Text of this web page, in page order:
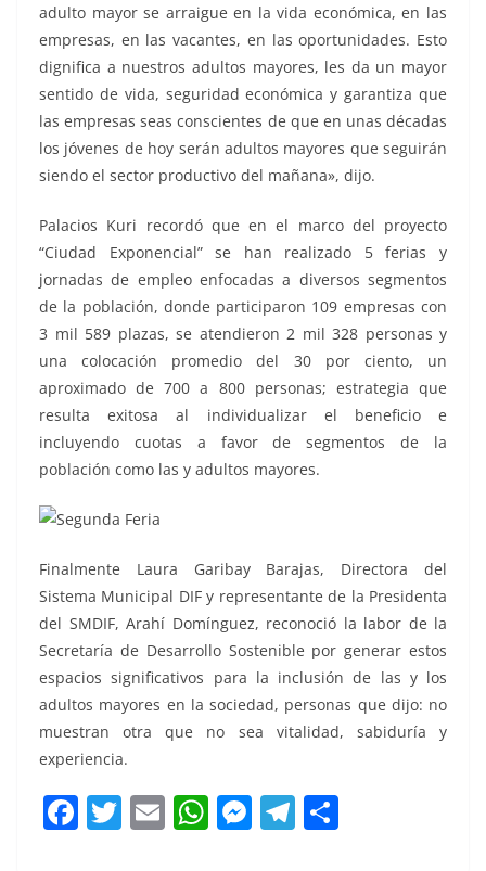
adulto mayor se arraigue en la vida económica, en las
empresas, en las vacantes, en las oportunidades. Esto
dignifica a nuestros adultos mayores, les da un mayor
sentido de vida, seguridad económica y garantiza que
las empresas seas conscientes de que en unas décadas
los jóvenes de hoy serán adultos mayores que seguirán
siendo el sector productivo del mañana», dijo.
Palacios Kuri recordó que en el marco del proyecto
“Ciudad Exponencial” se han realizado 5 ferias y
jornadas de empleo enfocadas a diversos segmentos
de la población, donde participaron 109 empresas con
3 mil 589 plazas, se atendieron 2 mil 328 personas y
una colocación promedio del 30 por ciento, un
aproximado de 700 a 800 personas; estrategia que
resulta exitosa al individualizar el beneficio e
incluyendo cuotas a favor de segmentos de la
población como las y adultos mayores.
Finalmente Laura Garibay Barajas, Directora del
Sistema Municipal DIF y representante de la Presidenta
del SMDIF, Arahí Domínguez, reconoció la labor de la
Secretaría de Desarrollo Sostenible por generar estos
espacios significativos para la inclusión de las y los
adultos mayores en la sociedad, personas que dijo: no
muestran otra que no sea vitalidad, sabiduría y
experiencia.
F
a
T
w
E
m
W
h
M
e
T
el